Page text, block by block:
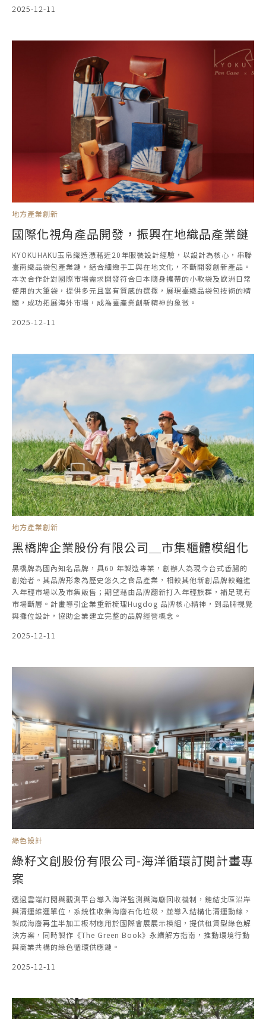
2025-12-11
地方產業創新
國際化視角產品開發，振興在地織品產業鏈
KYOKUHAKU玉帛織造憑藉近20年服裝設計經驗，以設計為核心，串聯
臺南織品袋包產業鏈，結合細緻手工與在地文化，不斷開發創新產品。
本次合作針對國際市場需求開發符合日本隨身攜帶的小軟袋及歐洲日常
使用的大筆袋，提供多元且富有質感的選擇，展現臺織品袋包技術的精
髓，成功拓展海外市場，成為臺產業創新精神的象徵。
2025-12-11
地方產業創新
黑橋牌企業股份有限公司＿市集櫃體模組化
黑橋牌為國內知名品牌，具60 年製造專業，創辦人為現今台式香腸的
創始者。其品牌形象為歷史悠久之食品產業，相較其他新創品牌較難進
入年輕市場以及市集販售；期望藉由品牌翻新打入年輕族群，補足現有
市場斷層。計畫導引企業重新梳理Hugdog 品牌核心精神，到品牌視覺
與攤位設計，協助企業建立完整的品牌經營概念。
2025-12-11
綠色設計
綠籽文創股份有限公司-海洋循環訂閱計畫專
案
透過雲端訂閱與觀測平台導入海洋監測與海廢回收機制，鏈結北區沿岸
與清運維運單位，系統性收集海廢石化垃圾，並導入結構化清運動線，
製成海廢再生半加工板材應用於國際會展展示模組，提供租賃型綠色解
決方案，同時製作《The Green Book》永續解方指南，推動環境行動
與商業共構的綠色循環供應鏈。
2025-12-11